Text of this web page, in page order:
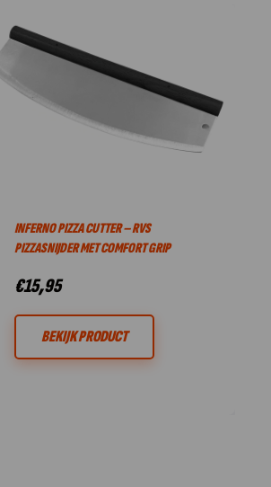
INFERNO PIZZA CUTTER – RVS
PIZZASNIJDER MET COMFORT GRIP
€15,95
BEKIJK PRODUCT